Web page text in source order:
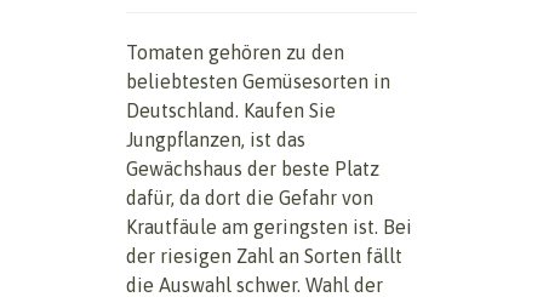
Tomaten gehören zu den
beliebtesten Gemüsesorten in
Deutschland. Kaufen Sie
Jungpflanzen, ist das
Gewächshaus der beste Platz
dafür, da dort die Gefahr von
Krautfäule am geringsten ist. Bei
der riesigen Zahl an Sorten fällt
die Auswahl schwer. Wahl der